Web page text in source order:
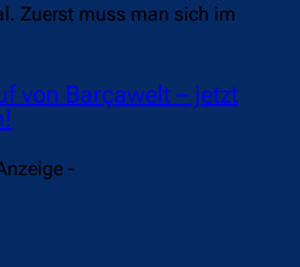
Zuerst muss man sich im
von Barçawelt – jetzt
-